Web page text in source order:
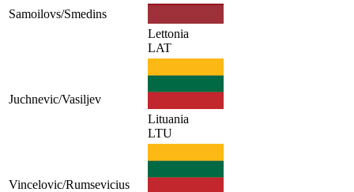
Samoilovs/Smedins
Lettonia
LAT
Juchnevic/Vasiljev
Lituania
LTU
Vincelovic/Rumsevicius